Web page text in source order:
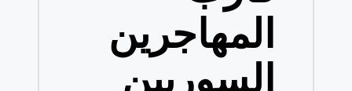
المهاجرين
السوريين